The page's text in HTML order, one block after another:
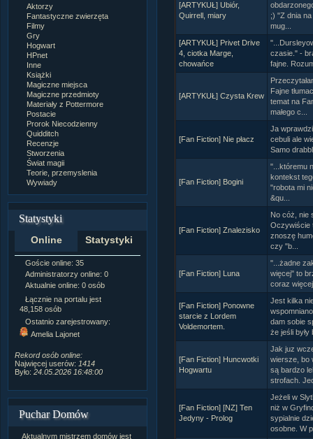
Aktorzy
Fantastyczne zwierzęta
Filmy
Gry
Hogwart
HPnet
Inne
Książki
Magiczne miejsca
Magiczne przedmioty
Materiały z Pottermore
Postacie
Prorok Niecodzienny
Quidditch
Recenzje
Stworzenia
Świat magii
Teorie, przemyslenia
Wywiady
Statystyki
Online Statystyki
Goście online: 35
Administratorzy online: 0
Aktualnie online: 0 osób
Łącznie na portalu jest
48,158 osób
Ostatnio zarejestrowany:
Amelia Lajonet
Rekord osób online:
Najwięcej userów: 1414
Było: 24.05.2026 16:48:00
Dodanych newsów:10,564
Postów na forum:319,637
Komentarzy do materiałów:
Puchar Domów
Aktualnym mistrzem domów jest
[ARTYKUŁ] Ubiór,
Quirrell, miary
;) "Z dnia
mug...
[ARTYKUŁ] Privet Drive
4, ciotka Marge,
chowańce
czasie." -
fajne.
[ARTYKUŁ] Czysta Krew
Fajne
temat na
małego c...
[Fan Fiction] Nie płacz
Ja
cebuli ale
Samo
[Fan Fiction] Bogini
"...któremu
kontekst
"robota mi
&qu...
[Fan Fiction] Znalezisko
No cóż, nie
Oczywiście
znoszę
czy "b...
[Fan Fiction] Luna
"...żadne
więcej" to
coraz
[Fan Fiction] Ponowne
starcie z Lordem
Voldemortem.
Jest kilka
dam sobie
że jeśli były
[Fan Fiction] Huncwotki
Hogwartu
Jak juz
wiersze, bo
są bardzo
strofach.
[Fan Fiction] [NZ] Ten
Jedyny - Prolog
Jeżeli w
niż w
sypialnie
osobne. W